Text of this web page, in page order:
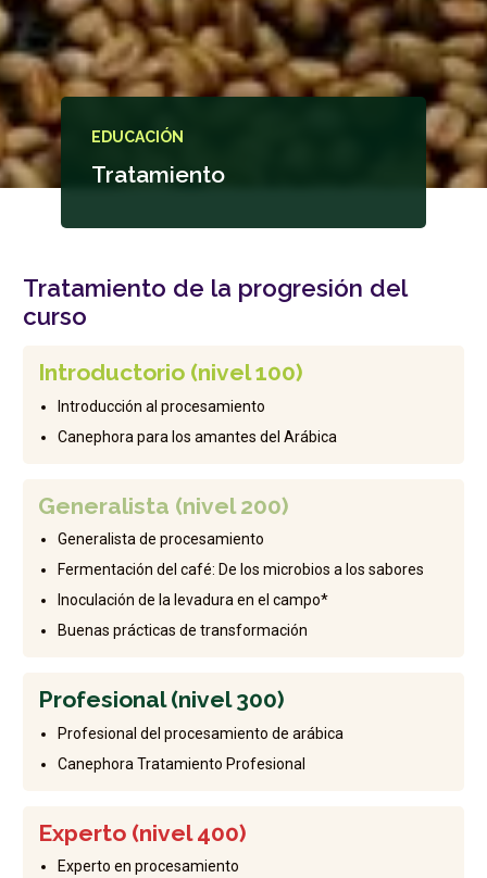
EDUCACIÓN
Tratamiento
Tratamiento de la progresión del
curso
Introductorio (nivel 100)
Introducción al procesamiento
Canephora para los amantes del Arábica
Generalista (nivel 200)
Generalista de procesamiento
Fermentación del café: De los microbios a los sabores
Inoculación de la levadura en el campo*
Buenas prácticas de transformación
Profesional (nivel 300)
Profesional del procesamiento de arábica
Canephora Tratamiento Profesional
Experto (nivel 400)
Experto en procesamiento